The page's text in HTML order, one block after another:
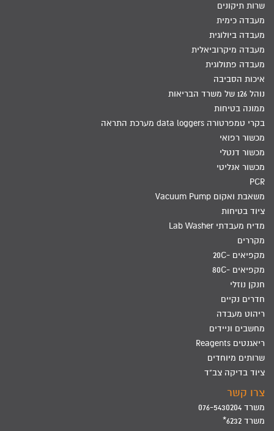
שרות תיקונים
מעבדה כימית
מעבדה ביולוגית
מעבדה מיקרוביאלית
מעבדה פתולוגית
איכות הסביבה
נוהל 126 של משרד הבריאות
ממונה בטיחות
בקרי טמפרטורה data loggers מערכת התראה
מכשור רפואי
מכשור דנטלי
מכשור אנליטי
PCR
משאבת ואקום Vacuum Pump
ציוד בטיחות
מדיח מעבדתי Lab Washer
מקררים
מקפיאים -20C
מקפיאים -80C
חנקן נוזלי
חדרים נקיים
ריהוט מעבדה
מחשבים וניידים
ריאגנטים Reagents
שרותים מיוחדים
ציוד בדיקה צב"ד
צרו קשר
משרד 076-5430204
משרד 6232*